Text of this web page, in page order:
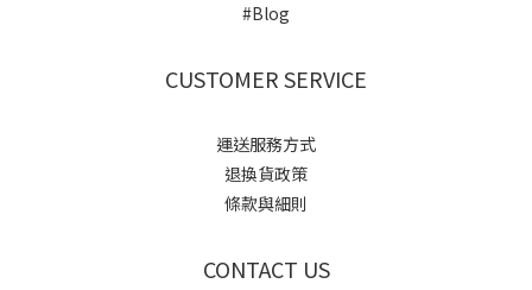
#Blog
CUSTOMER SERVICE
運送服務方式
退換貨政策
條款與細則
CONTACT US